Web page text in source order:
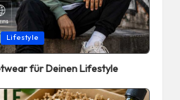
Lifestyle
für Deinen Lifestyle